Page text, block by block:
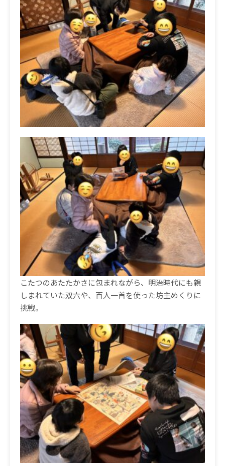
こたつのあたたかさに包まれながら、明治時代にも親
しまれていた双六や、百人一首を使った坊主めくりに
挑戦。